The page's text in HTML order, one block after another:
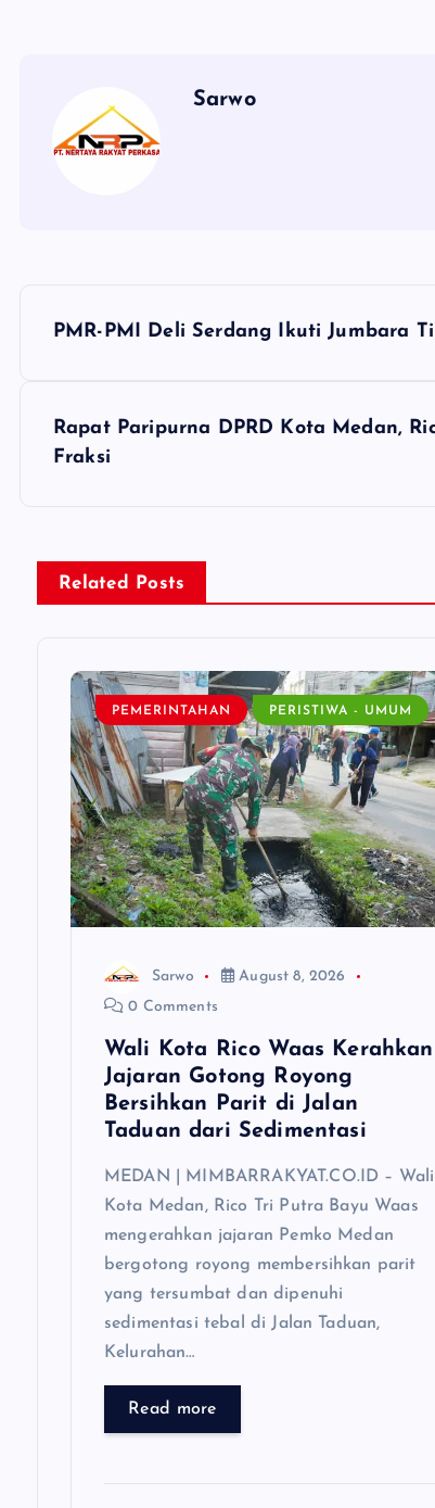
Sarwo
n
a
PMR-PMI Deli Serdang Ikuti Jumbara
Rapat Paripurna DPRD Kota Medan,
Fraksi
Related Posts
PEMERINTAHAN PERISTIWA - UMUM
Sarwo
August 8, 2026
0 Comments
Wali Kota Rico Waas Kerahkan
Jajaran Gotong Royong
Bersihkan Parit di Jalan
Taduan dari Sedimentasi
MEDAN | MIMBARRAKYAT.CO.ID – Wali
Kota Medan, Rico Tri Putra Bayu Waas
mengerahkan jajaran Pemko Medan
bergotong royong membersihkan parit
yang tersumbat dan dipenuhi
sedimentasi tebal di Jalan Taduan,
Kelurahan…
Read more